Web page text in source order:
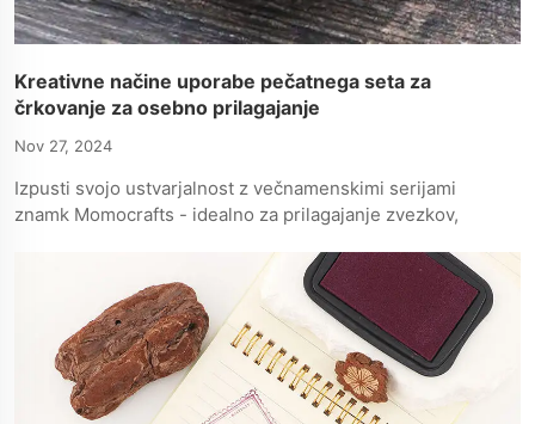
Kreativne načine uporabe pečatnega seta za
črkovanje za osebno prilagajanje
Nov 27, 2024
Izpusti svojo ustvarjalnost z večnamenskimi serijami
znamk Momocrafts - idealno za prilagajanje zvezkov,